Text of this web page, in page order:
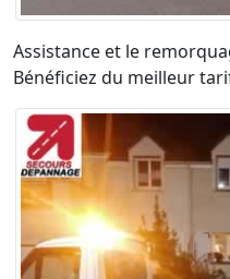
Assistance et le
Bénéficiez du meilleur